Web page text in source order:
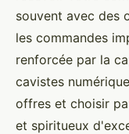
souvent avec des
les commandes
renforcée par la
cavistes
offres et choisir
et spiritueux